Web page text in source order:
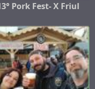
Pork Fest- X Friul